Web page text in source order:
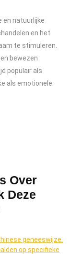
en natuurlijke
en het
te stimuleren.
bewezen
populair als
als emotionele
Over
Deze
geneeswijze.
op specifieke